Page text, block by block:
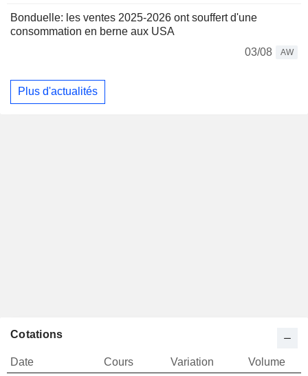
Bonduelle: les ventes 2025-2026 ont souffert d'une
consommation en berne aux USA
03/08
AW
Plus d'actualités
Cotations
Date Cours Variation Volume